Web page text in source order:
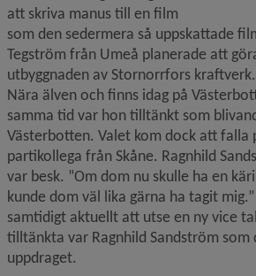
att skriva manus till en film
som den sedermera så uppskattade
Tegström från Umeå planerade att
utbyggnaden av Stornorrfors
Nära älven och finns idag på
samma tid var hon tilltänkt som
Västerbotten. Valet kom dock att falla
partikollega från Skåne. Ragnhild
var besk. ”Om dom nu skulle ha en
kunde dom väl lika gärna ha tagit
samtidigt aktuellt att utse en ny vice
tilltänkta var Ragnhild Sandström
uppdraget.